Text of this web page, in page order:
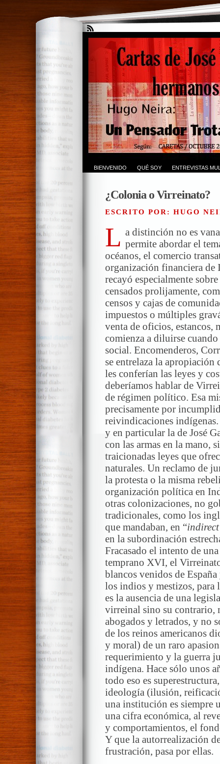
BIENVENIDO QUÉ SOY ENTREVISTAS
¿Colonia o Virreinato?
ESCRITO POR: HUGO
L a distinción no es
permite abordar el
océanos, el comercio
organización financiera de
recayó especialmente
censados prolijamente,
censos y cajas de
impuestos o múltiples
venta de oficios, estancos,
comienza a diluirse
social. Encomenderos,
se entrelaza la
les conferían las leyes y
deberíamos hablar de
de régimen político. Esa
precisamente por
reivindicaciones
y en particular la de José
con las armas en la mano,
traicionadas leyes que
naturales. Un reclamo de
la protesta o la misma
organización política en
otras colonizaciones, no
tradicionales, como los
que mandaban, en “
en la subordinación
Fracasado el intento de
temprano XVI, el
blancos venidos de
los indios y mestizos, para
es la ausencia de una
virreinal sino su contrario,
abogados y letrados, y no
de los reinos americanos
y moral) de un raro
requerimiento y la guerra
indígena. Hace sólo unos
todo eso es
ideología (ilusión,
una institución es siempre
una cifra económica, al
y comportamientos, el
Y que la autorrealización
frustración, pasa por ellas.